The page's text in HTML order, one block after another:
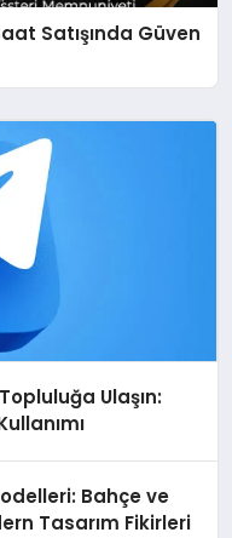
Satışında Güven
Ulaşın:
Bahçe ve
Tasarım Fikirleri